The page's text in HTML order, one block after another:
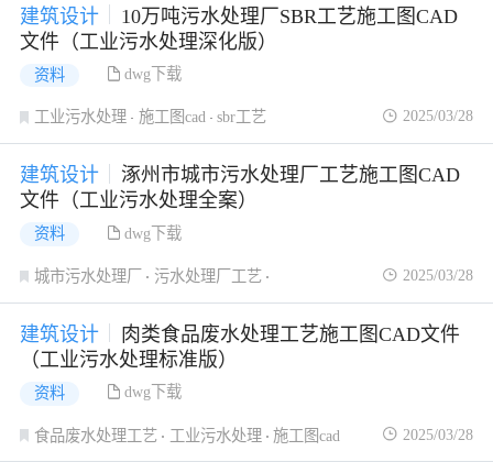
建筑设计
10万吨污水处理厂SBR工艺施工图CAD
文件（工业污水处理深化版）
资料 dwg下载
工业污水处理 施工图cad sbr工艺 2025/03/28
建筑设计
涿州市城市污水处理厂工艺施工图CAD
文件（工业污水处理全案）
资料 dwg下载
城市污水处理厂
污水处理厂工艺
工业污水处理
2025/03/28
建筑设计
肉类食品废水处理工艺施工图CAD文件
（工业污水处理标准版）
资料 dwg下载
食品废水处理工艺 工业污水处理 施工图cad 2025/03/28